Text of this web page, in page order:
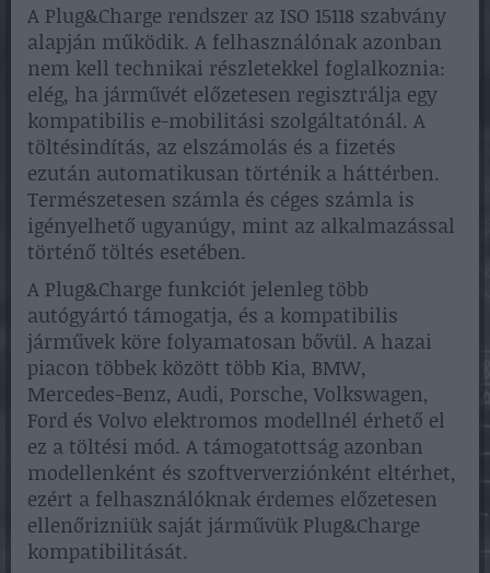
A Plug&Charge rendszer az ISO 15118 szabvány
alapján működik. A felhasználónak azonban
nem kell technikai részletekkel foglalkoznia:
elég, ha járművét előzetesen regisztrálja egy
kompatibilis e-mobilitási szolgáltatónál. A
töltésindítás, az elszámolás és a fizetés
ezután automatikusan történik a háttérben.
Természetesen számla és céges számla is
igényelhető ugyanúgy, mint az alkalmazással
történő töltés esetében.
A Plug&Charge funkciót jelenleg több
autógyártó támogatja, és a kompatibilis
járművek köre folyamatosan bővül. A hazai
piacon többek között több Kia, BMW,
Mercedes-Benz, Audi, Porsche, Volkswagen,
Ford és Volvo elektromos modellnél érhető el
ez a töltési mód. A támogatottság azonban
modellenként és szoftververziónként eltérhet,
ezért a felhasználóknak érdemes előzetesen
ellenőrizniük saját járművük Plug&Charge
kompatibilitását.